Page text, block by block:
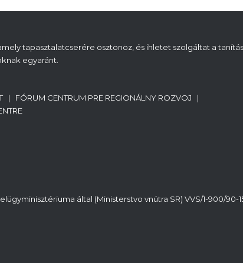
tapasztalatcserére ösztönöz, és ihletet szolgáltat a
egyaránt.
| FÓRUM CENTRUM PRE REGIONÁLNY ROZVOJ |
által (Ministerstvo vnútra SR) VVS/1-900/90-